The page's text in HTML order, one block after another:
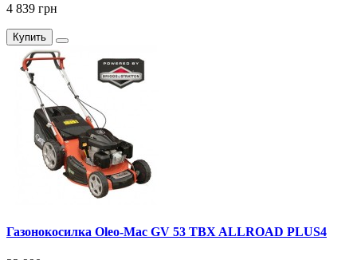
4 839 грн
Купить
Газонокосилка Оlео-Маc GV 53 TBX ALLROAD PLUS4